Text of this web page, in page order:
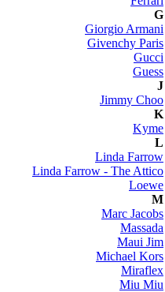
G
Giorgio Armani
Givenchy Paris
Gucci
Guess
J
Jimmy Choo
K
Kyme
L
Linda Farrow
Linda Farrow - The Attico
Loewe
M
Marc Jacobs
Massada
Maui Jim
Michael Kors
Miraflex
Miu Miu